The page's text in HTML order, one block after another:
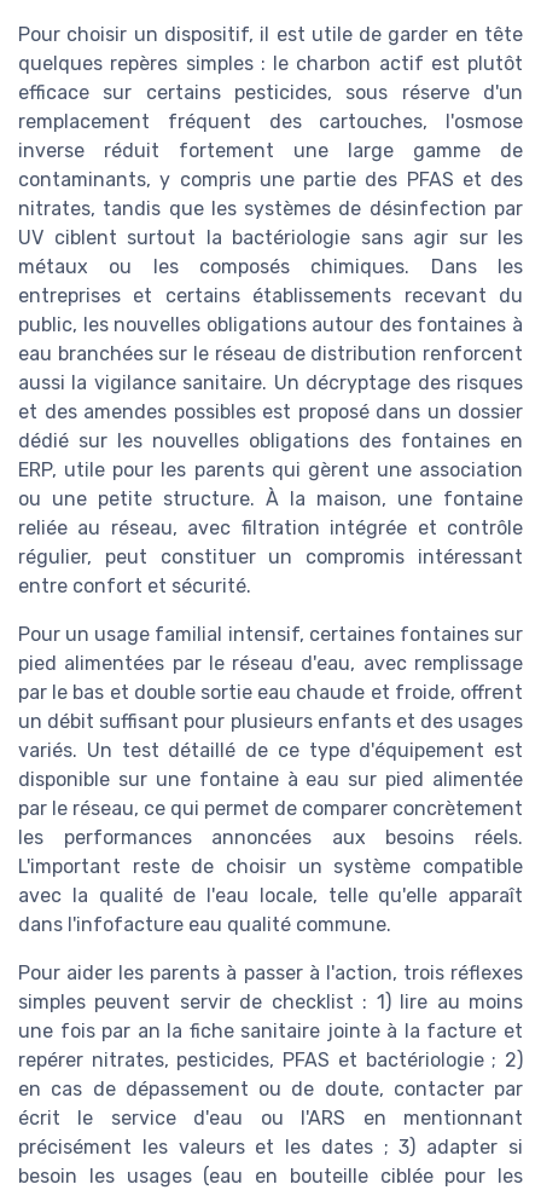
Pour choisir un dispositif, il est utile de garder en tête
quelques repères simples : le charbon actif est plutôt
efficace sur certains pesticides, sous réserve d'un
remplacement fréquent des cartouches, l'osmose
inverse réduit fortement une large gamme de
contaminants, y compris une partie des PFAS et des
nitrates, tandis que les systèmes de désinfection par
UV ciblent surtout la bactériologie sans agir sur les
métaux ou les composés chimiques. Dans les
entreprises et certains établissements recevant du
public, les nouvelles obligations autour des fontaines à
eau branchées sur le réseau de distribution renforcent
aussi la vigilance sanitaire. Un décryptage des risques
et des amendes possibles est proposé dans un dossier
dédié sur les nouvelles obligations des fontaines en
ERP, utile pour les parents qui gèrent une association
ou une petite structure. À la maison, une fontaine
reliée au réseau, avec filtration intégrée et contrôle
régulier, peut constituer un compromis intéressant
entre confort et sécurité.
Pour un usage familial intensif, certaines fontaines sur
pied alimentées par le réseau d'eau, avec remplissage
par le bas et double sortie eau chaude et froide, offrent
un débit suffisant pour plusieurs enfants et des usages
variés. Un test détaillé de ce type d'équipement est
disponible sur une fontaine à eau sur pied alimentée
par le réseau, ce qui permet de comparer concrètement
les performances annoncées aux besoins réels.
L'important reste de choisir un système compatible
avec la qualité de l'eau locale, telle qu'elle apparaît
dans l'infofacture eau qualité commune.
Pour aider les parents à passer à l'action, trois réflexes
simples peuvent servir de checklist : 1) lire au moins
une fois par an la fiche sanitaire jointe à la facture et
repérer nitrates, pesticides, PFAS et bactériologie ; 2)
en cas de dépassement ou de doute, contacter par
écrit le service d'eau ou l'ARS en mentionnant
précisément les valeurs et les dates ; 3) adapter si
besoin les usages (eau en bouteille ciblée pour les